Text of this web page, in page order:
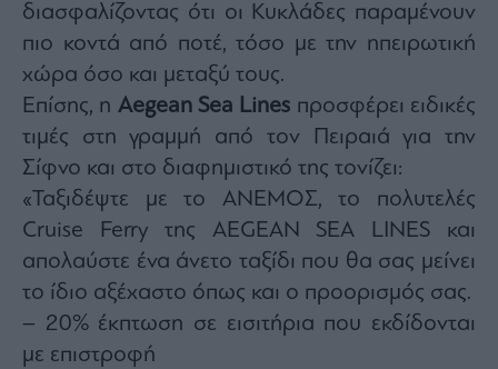
διασφαλίζοντας ότι οι Κυκλάδες παραμένουν
πιο κοντά από ποτέ, τόσο με την ηπειρωτική
χώρα όσο και μεταξύ τους.
Επίσης, η Aegean Sea Lines προσφέρει ειδικές
τιμές στη γραμμή από τον Πειραιά για την
Σίφνο και στο διαφημιστικό της τονίζει:
«Ταξιδέψτε με το ΑΝΕΜΟΣ, το πολυτελές
Cruise Ferry της AEGEAN SEA LINES και
απολαύστε ένα άνετο ταξίδι που θα σας μείνει
το ίδιο αξέχαστο όπως και ο προορισμός σας.
– 20% έκπτωση σε εισιτήρια που εκδίδονται
με επιστροφή